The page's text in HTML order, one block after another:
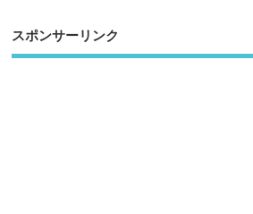
スポンサーリンク